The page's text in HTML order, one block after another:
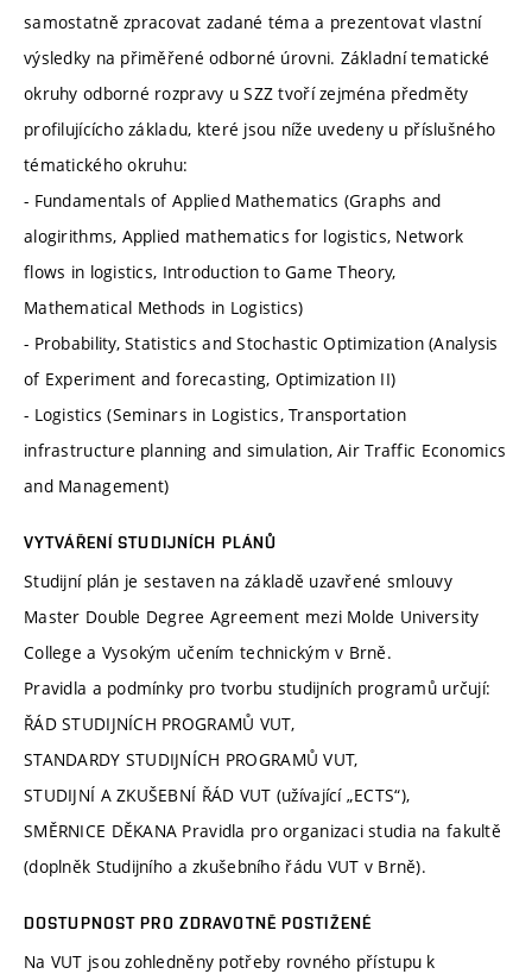
samostatně zpracovat zadané téma a prezentovat vlastní
výsledky na přiměřené odborné úrovni. Základní tematické
okruhy odborné rozpravy u SZZ tvoří zejména předměty
profilujícícho základu, které jsou níže uvedeny u příslušného
tématického okruhu:
- Fundamentals of Applied Mathematics (Graphs and
alogirithms, Applied mathematics for logistics, Network
flows in logistics, Introduction to Game Theory,
Mathematical Methods in Logistics)
- Probability, Statistics and Stochastic Optimization (Analysis
of Experiment and forecasting, Optimization II)
- Logistics (Seminars in Logistics, Transportation
infrastructure planning and simulation, Air Traffic Economics
and Management)
VYTVÁŘENÍ STUDIJNÍCH PLÁNŮ
Studijní plán je sestaven na základě uzavřené smlouvy
Master Double Degree Agreement mezi Molde University
College a Vysokým učením technickým v Brně.
Pravidla a podmínky pro tvorbu studijních programů určují:
ŘÁD STUDIJNÍCH PROGRAMŮ VUT,
STANDARDY STUDIJNÍCH PROGRAMŮ VUT,
STUDIJNÍ A ZKUŠEBNÍ ŘÁD VUT (užívající „ECTS“),
SMĚRNICE DĚKANA Pravidla pro organizaci studia na fakultě
(doplněk Studijního a zkušebního řádu VUT v Brně).
DOSTUPNOST PRO ZDRAVOTNĚ POSTIŽENÉ
Na VUT jsou zohledněny potřeby rovného přístupu k